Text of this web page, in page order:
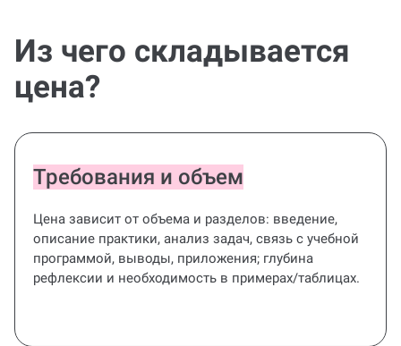
Из чего складывается
цена?
Требования и объем
Цена зависит от объема и разделов: введение,
описание практики, анализ задач, связь с учебной
программой, выводы, приложения; глубина
рефлексии и необходимость в примерах/таблицах.